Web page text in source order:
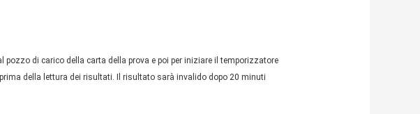
di carico della carta della prova e poi per iniziare il temporizzatore
della lettura dei risultati. Il risultato sarà invalido dopo 20 minuti